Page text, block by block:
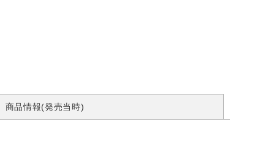
商品情報(発売当時)